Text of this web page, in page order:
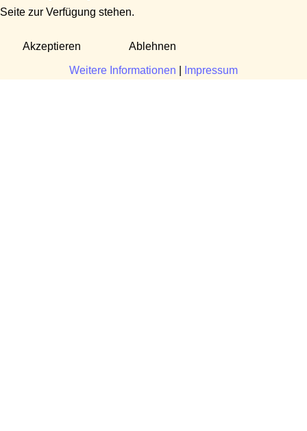
Seite zur Verfügung stehen.
Akzeptieren Ablehnen
Weitere Informationen Impressum